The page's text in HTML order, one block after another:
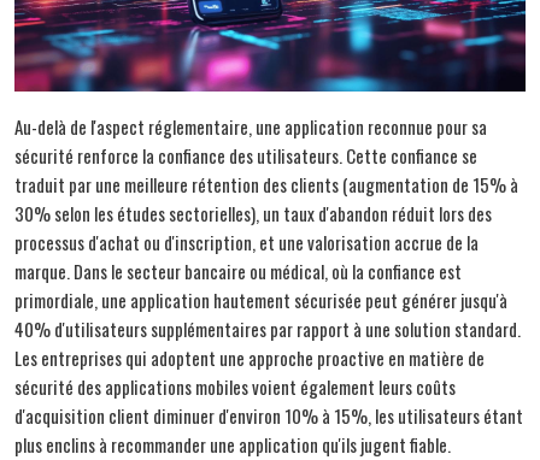
Au-delà de l'aspect réglementaire, une application reconnue pour sa
sécurité renforce la confiance des utilisateurs. Cette confiance se
traduit par une meilleure rétention des clients (augmentation de 15% à
30% selon les études sectorielles), un taux d'abandon réduit lors des
processus d'achat ou d'inscription, et une valorisation accrue de la
marque. Dans le secteur bancaire ou médical, où la confiance est
primordiale, une application hautement sécurisée peut générer jusqu'à
40% d'utilisateurs supplémentaires par rapport à une solution standard.
Les entreprises qui adoptent une approche proactive en matière de
sécurité des applications mobiles voient également leurs coûts
d'acquisition client diminuer d'environ 10% à 15%, les utilisateurs étant
plus enclins à recommander une application qu'ils jugent fiable.